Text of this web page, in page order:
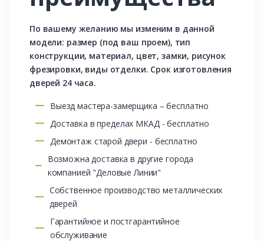
По вашему желанию мы изменим в данной
модели: размер (под ваш проем), тип
конструкции, материал, цвет, замки, рисунок
фрезировки, виды отделки. Срок изготовления
дверей 24 часа.
Выезд мастера-замерщика – бесплатно
Доставка в пределах МКАД - бесплатно
Демонтаж старой двери - бесплатно
Возможна доставка в другие города
компанией "Деловые Линии"
Собственное производство металлических
дверей
Гарантийное и постгарантийное
обслуживание